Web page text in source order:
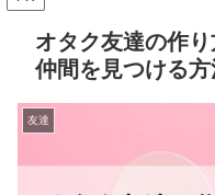
オタク友達の作
仲間を見つける方
友達